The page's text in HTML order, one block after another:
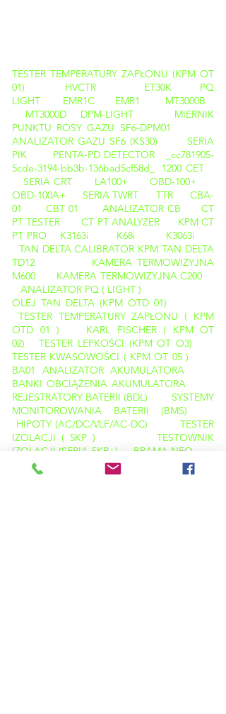
TESTER TEMPERATURY ZAPŁONU (KPM OT
01)
HVCTR ET30K
PQ
LIGHT
EMR1C EMR1
MT3000B
MT3000D
DPM-LIGHT
MIERNIK
PUNKTU ROSY GAZU SF6-DPM01
ANALIZATOR GAZU SF6 (KS30)
SERIA
PIK PENTA-PD DETECTOR _cc781905-
5cde-3194-bb3b-136bad5cf58d_ 1200 CET
SERIA CRT
LA100+
OBD-100+
OBD-100A+
SERIA TWRT TTR
CBA-
01
CBT 01 ANALIZATOR CB
CT
PT TESTER
CT PT ANALYZER
KPM CT
PT PRO
K3163i K68i
K3063i
TAN DELTA CALIBRATOR KPM TAN DELTA
TD12
KAMERA TERMOWIZYJNA
M600
KAMERA TERMOWIZYJNA C200
ANALIZATOR PQ ( LIGHT )
OLEJ TAN DELTA (KPM OTD 01)
TESTER TEMPERATURY ZAPŁONU ( KPM
OTD 01 )
KARL FISCHER ( KPM OT
02)
TESTER LEPKOŚCI (KPM OT O3)
TESTER KWASOWOŚCI ( KPM OT 05 )
BA01 ANALIZATOR AKUMULATORA
BANKI OBCIĄŻENIA AKUMULATORA
REJESTRATORY BATERII (BDL)
SYSTEMY
MONITOROWANIA BATERII (BMS)
HIPOTY (AC/DC/VLF/AC-DC)
TESTER
IZOLACJI ( 5KP )
TESTOWNIK
IZOLACJI (SERIA 5KP+)
BRAMA NEO